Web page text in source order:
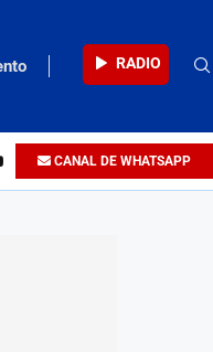
RADIO
CANAL DE WHATSAPP